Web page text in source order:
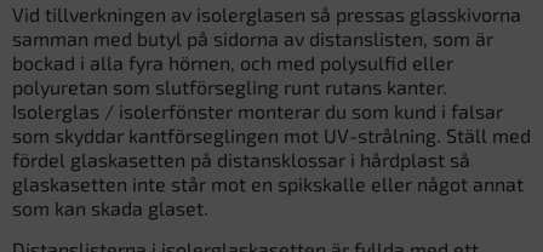
Vid tillverkningen av isolerglasen så pressas glasskivorna
samman med butyl på sidorna av distanslisten, som är
bockad i alla fyra hörnen, och med polysulfid eller
polyuretan som slutförsegling runt rutans kanter.
Isolerglas / isolerfönster monterar du som kund i falsar
som skyddar kantförseglingen mot UV-strålning. Ställ med
fördel glaskasetten på distansklossar i hårdplast så
glaskasetten inte står mot en spikskalle eller något annat
som kan skada glaset.